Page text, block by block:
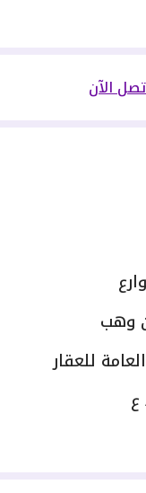
الآن
وهب
للعقار